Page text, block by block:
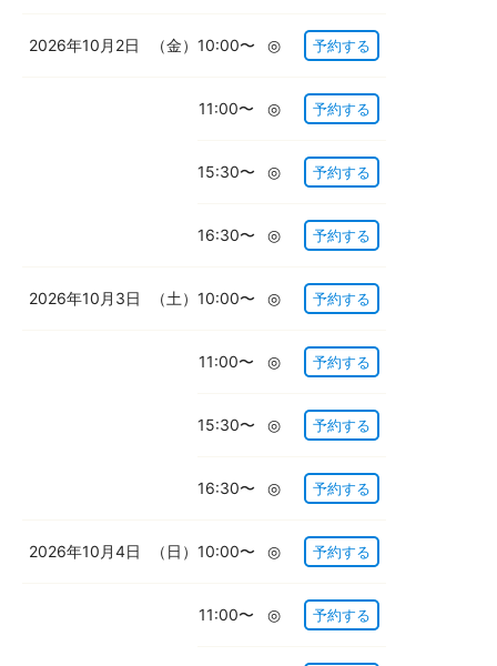
2026年10月2日 （金） 10:00〜 ◎ 予約する
11:00〜 ◎ 予約する
15:30〜 ◎ 予約する
16:30〜 ◎ 予約する
2026年10月3日 （土） 10:00〜 ◎ 予約する
11:00〜 ◎ 予約する
15:30〜 ◎ 予約する
16:30〜 ◎ 予約する
2026年10月4日 （日） 10:00〜 ◎ 予約する
11:00〜 ◎ 予約する